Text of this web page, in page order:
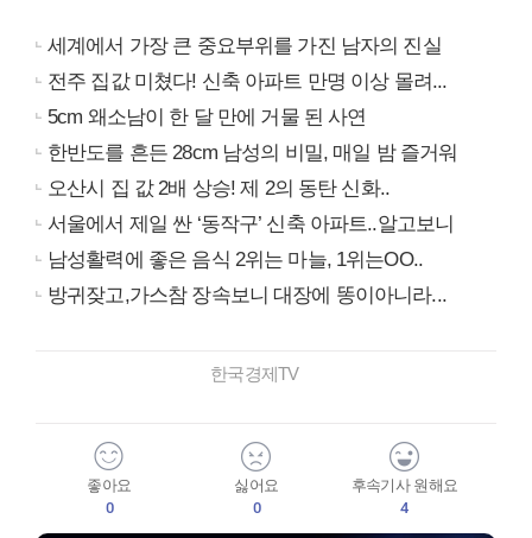
세계에서 가장 큰 중요부위를 가진 남자의 진실
전주 집값 미쳤다! 신축 아파트 만명 이상 몰려...
5cm 왜소남이 한 달 만에 거물 된 사연
한반도를 흔든 28cm 남성의 비밀, 매일 밤 즐거워
오산시 집 값 2배 상승! 제 2의 동탄 신화..
서울에서 제일 싼 ‘동작구’ 신축 아파트..알고보니
남성활력에 좋은 음식 2위는 마늘, 1위는OO..
방귀잦고,가스참 장속보니 대장에 똥이아니라...
한국경제TV
좋아요
0
싫어요
0
후속기사 원해요
4